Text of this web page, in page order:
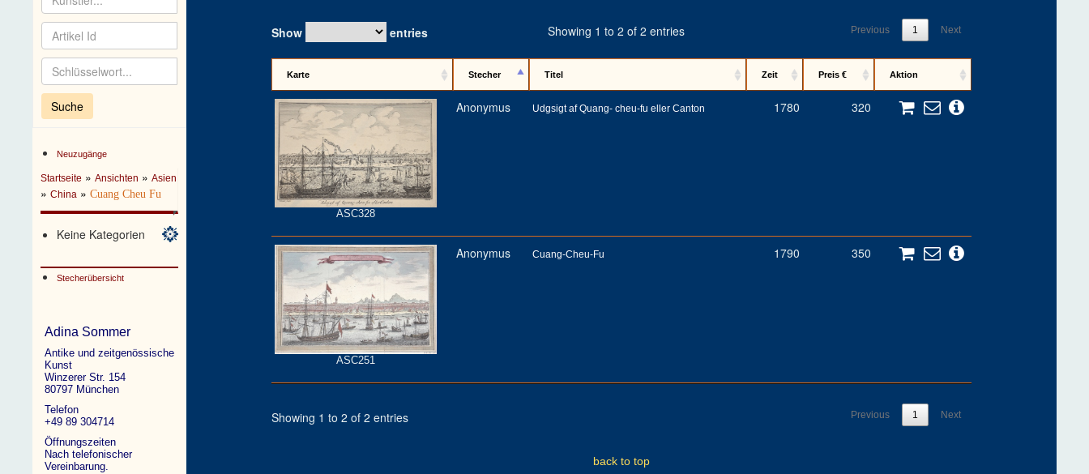
Neuzugänge
Startseite »Ansichten »Asien
»China »Cuang Cheu Fu
Keine Kategorien
Stecherübersicht
Adina Sommer
Antike und zeitgenössische
Kunst
Winzerer Str. 154
80797 München
Telefon
+49 89 304714
Öffnungszeiten
Nach telefonischer
Vereinbarung.
Show entries Showing 1 to 2 of 2 entries Previous 1 Next
Karte Stecher Titel Zeit Preis € Aktion
ASC328
Anonymus Udgsigt af Quang- cheu-fu eller Canton 1780 320
ASC251
Anonymus Cuang-Cheu-Fu 1790 350
Showing 1 to 2 of 2 entries Previous 1 Next
back to top